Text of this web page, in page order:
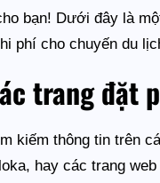
bạn! Dưới đây là
phí cho chuyến du
trang đặt
kiếm thông tin trên
hay các trang